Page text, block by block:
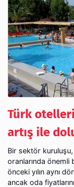
Türk
artış ile
Bir sektör
oranlarında
önceki yılın aynı
ancak oda